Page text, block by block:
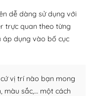
cần thiết. Có
viện themes và
Bạn có thể thỏa
dễ dàng sử dụng với
trực quan theo từng
áp dụng vào bố cục
vị trí nào bạn mong
màu sắc,… một cách